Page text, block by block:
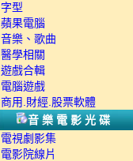
字型
蘋果電腦
音樂、歌曲
醫學相關
遊戲合輯
電腦遊戲
商用.財經.股票軟體
音樂電影光碟
電視劇影集
電影院線片